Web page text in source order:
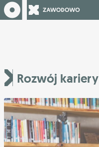
Rozwój kariery